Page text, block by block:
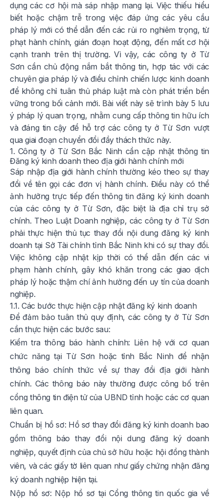
dụng các cơ hội mà sáp nhập mang lại. Việc thiếu hiểu
biết hoặc chậm trễ trong việc đáp ứng các yêu cầu
pháp lý mới có thể dẫn đến các rủi ro nghiêm trọng, từ
phạt hành chính, gián đoạn hoạt động, đến mất cơ hội
cạnh tranh trên thị trường. Vì vậy, các công ty ở Từ
Sơn cần chủ động nắm bắt thông tin, hợp tác với các
chuyên gia pháp lý và điều chỉnh chiến lược kinh doanh
để không chỉ tuân thủ pháp luật mà còn phát triển bền
vững trong bối cảnh mới. Bài viết này sẽ trình bày 5 lưu
ý pháp lý quan trọng, nhằm cung cấp thông tin hữu ích
và đáng tin cậy để hỗ trợ các công ty ở Từ Sơn vượt
qua giai đoạn chuyển đổi đầy thách thức này.
1. Công ty ở Từ Sơn Bắc Ninh cần cập nhật thông tin
Đăng ký kinh doanh theo địa giới hành chính mới
Sáp nhập địa giới hành chính thường kéo theo sự thay
đổi về tên gọi các đơn vị hành chính. Điều này có thể
ảnh hưởng trực tiếp đến thông tin đăng ký kinh doanh
của các công ty ở Từ Sơn, đặc biệt là địa chỉ trụ sở
chính. Theo Luật Doanh nghiệp, các công ty ở Từ Sơn
phải thực hiện thủ tục thay đổi nội dung đăng ký kinh
doanh tại Sở Tài chính tỉnh Bắc Ninh khi có sự thay đổi.
Việc không cập nhật kịp thời có thể dẫn đến các vi
phạm hành chính, gây khó khăn trong các giao dịch
pháp lý hoặc thậm chí ảnh hưởng đến uy tín của doanh
nghiệp.
1.1. Các bước thực hiện cập nhật đăng ký kinh doanh
Để đảm bảo tuân thủ quy định, các công ty ở Từ Sơn
cần thực hiện các bước sau:
Kiểm tra thông báo hành chính: Liên hệ với cơ quan
chức năng tại Từ Sơn hoặc tỉnh Bắc Ninh để nhận
thông báo chính thức về sự thay đổi địa giới hành
chính. Các thông báo này thường được công bố trên
cổng thông tin điện tử của UBND tỉnh hoặc các cơ quan
liên quan.
Chuẩn bị hồ sơ: Hồ sơ thay đổi đăng ký kinh doanh bao
gồm thông báo thay đổi nội dung đăng ký doanh
nghiệp, quyết định của chủ sở hữu hoặc hội đồng thành
viên, và các giấy tờ liên quan như giấy chứng nhận đăng
ký doanh nghiệp hiện tại.
Nộp hồ sơ: Nộp hồ sơ tại Cổng thông tin quốc gia về